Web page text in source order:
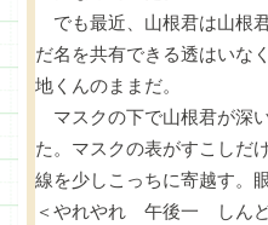
でも最近、山根君は山根
だ名を共有できる透はいな
地くんのままだ。
マスクの下で山根君が深
た。マスクの表がすこしだ
線を少しこっちに寄越す。
＜やれやれ 午後一 しんど